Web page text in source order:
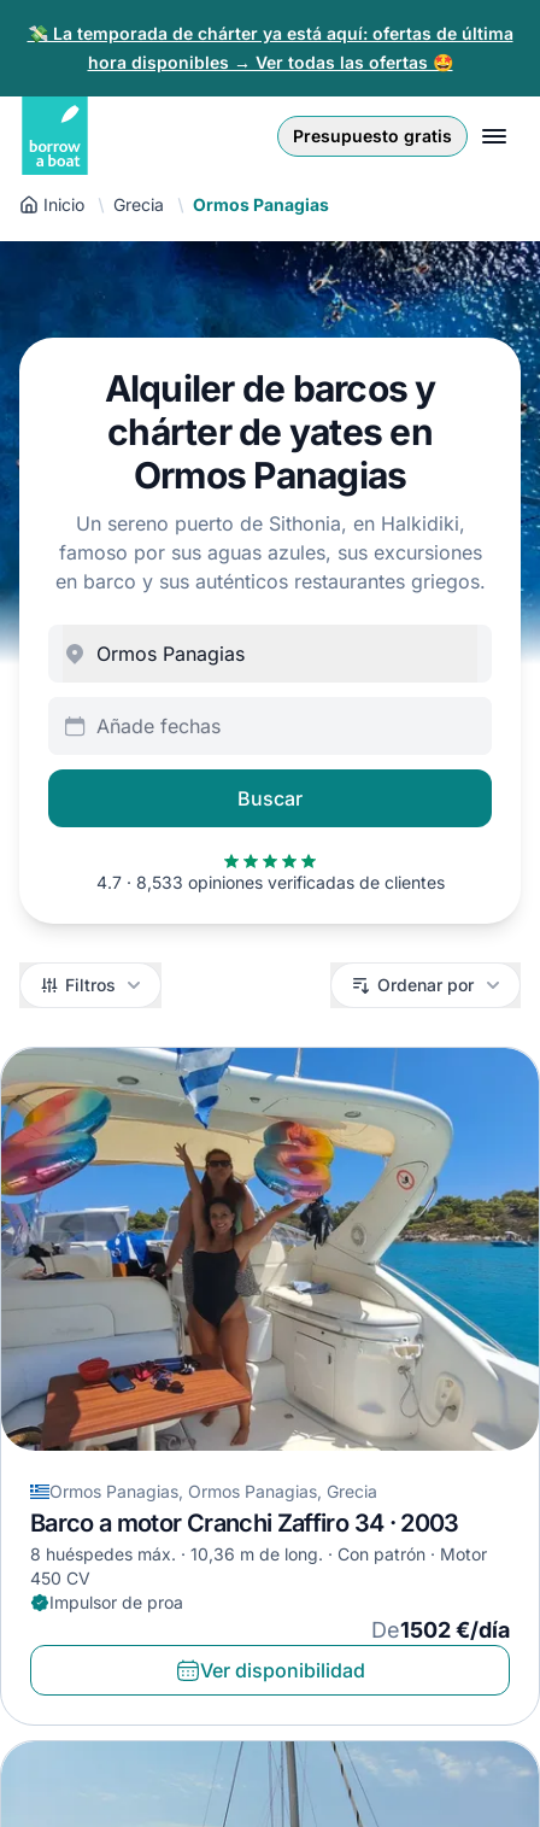
💸 La temporada de chárter ya está aquí: ofertas de última
hora disponibles → Ver todas las ofertas 🤩
Presupuesto gratis
Iniciar sesión
Regístrate
Para partners
EUR
Złoty
English (UK)
Nederlands
Español
Français
Polski
Inicio Grecia Ormos Panagias
Alquiler de barcos y
chárter de yates en
Ormos Panagias
Un sereno puerto de Sithonia, en Halkidiki,
famoso por sus aguas azules, sus excursiones
en barco y sus auténticos restaurantes griegos.
Añade fechas
Buscar
4.7 · 8,533 opiniones verificadas de clientes
Filtros Filtros Ordenar por
Ormos Panagias, Ormos Panagias, Grecia
Barco a motor Cranchi Zaffiro 34 · 2003
8 huéspedes máx. 10,36 m de long. Con patrón
Motor
450 CV
Impulsor de proa
De1502 €/día
Ver disponibilidad